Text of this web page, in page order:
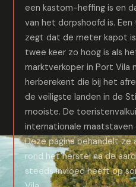
een kastom-heffing is en
van het dorpshoofd is. Een
zegt dat de meter kapot is
twee keer zo hoog is als
marktverkoper in Port Vila
herberekent die bij het
de veiligste landen in de
mooiste. De
internationale maatstaven
Deze pagina behandelt ze
rond het herstel na de
steeds invloed heeft op